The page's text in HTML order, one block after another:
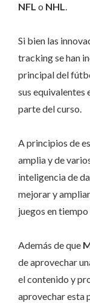
NFL o NHL.
Si bien las
tracking se han
principal del
sus equivalentes
parte del curso.
A principios de
amplia y de
inteligencia de
mejorar y
juegos en
Además de que
de aprovechar
el contenido y
aprovechar esta